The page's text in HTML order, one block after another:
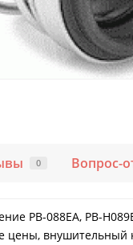
0 Вопрос-
PB-088EA, PB-
цены, внушительный